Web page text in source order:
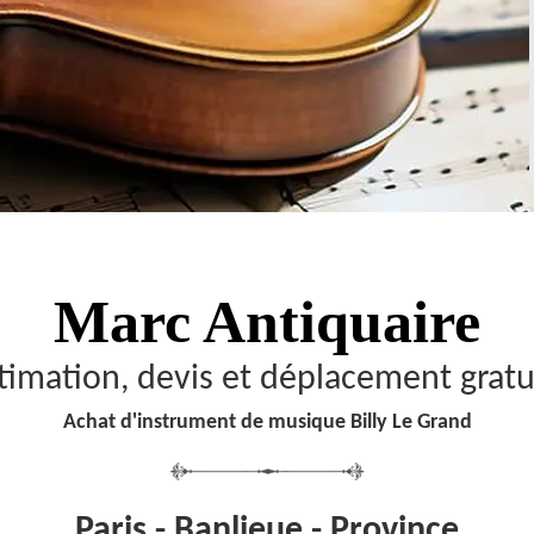
Marc Antiquaire
devis et déplacement
Achat d'instrument de musique Billy Le Grand